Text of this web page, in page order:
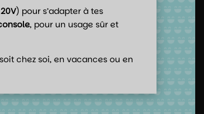
) pour s’adapter à tes
, pour un usage sûr et
chez soi, en vacances ou en